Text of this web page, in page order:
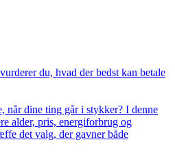
du, hvad der bedst kan betale
når dine ting går i stykker? I denne
alder, pris, energiforbrug og
det valg, der gavner både